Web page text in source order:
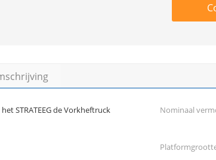
STRATEEG de Vorkheftruck
Nominaal